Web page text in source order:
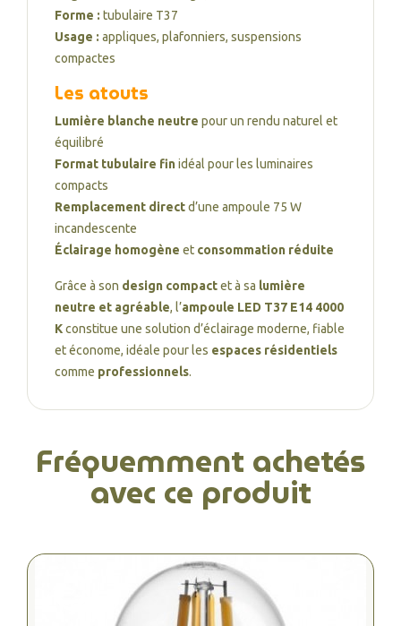
Forme : tubulaire T37
Usage : appliques, plafonniers, suspensions
compactes
Les atouts
Lumière blanche neutre pour un rendu naturel et
équilibré
Format tubulaire finidéal pour les luminaires
compacts
Remplacement directd’une ampoule 75 W
incandescente
Éclairage homogène et consommation réduite
Grâce à son design compactet à sa lumière
neutre et agréable, l’ampoule LED T37 E14 4000
Kconstitue une solution d’éclairage moderne, fiable
et économe, idéale pour les espaces résidentiels
comme professionnels.
Fréquemment achetés
avec ce produit